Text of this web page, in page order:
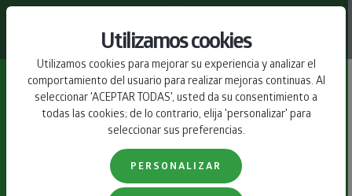
Utilizamos cookies
Utilizamos cookies para mejorar su experiencia y analizar el
comportamiento del usuario para realizar mejoras continuas. Al
seleccionar 'ACEPTAR TODAS', usted da su consentimiento a
todas las cookies; de lo contrario, elija 'personalizar' para
seleccionar sus preferencias.
PERSONALIZAR